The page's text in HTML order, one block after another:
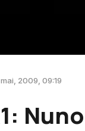
mai, 2009, 09:19